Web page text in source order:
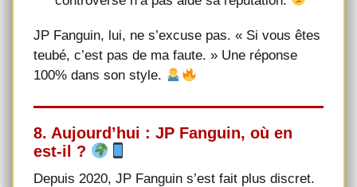
JP Fanguin, lui, ne s’excuse pas. « Si vous êtes
teubé, c’est pas de ma faute. » Une réponse
100% dans son style.
8. Aujourd’hui : JP Fanguin, où en
est-il ?
Depuis 2020, JP Fanguin s’est fait plus discret.